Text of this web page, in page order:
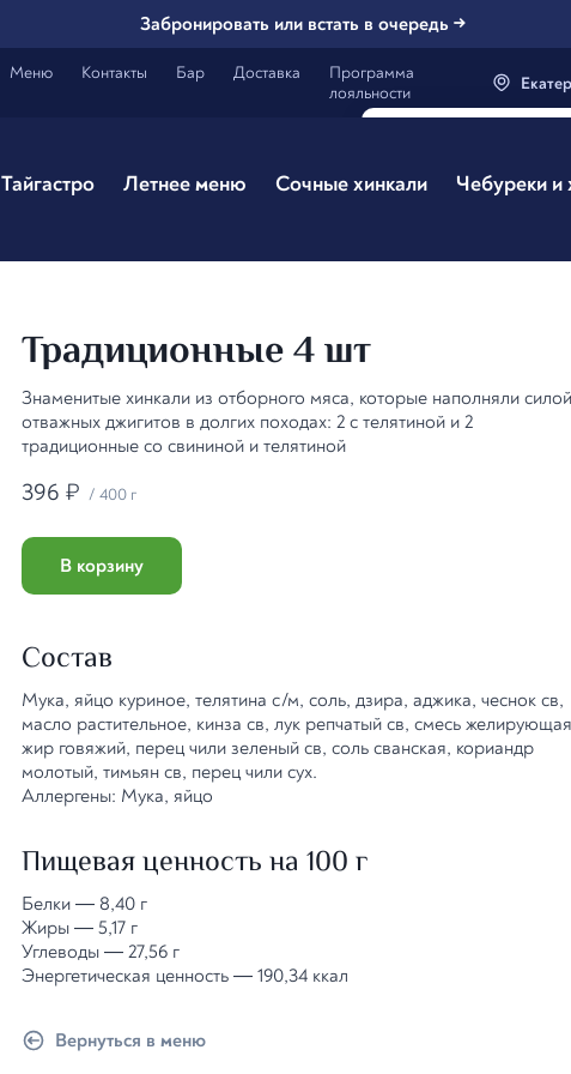
Забронировать или встать в очередь →
Меню Контакты Бар Доставка
Программа
лояльности
Тайгастро Летнее меню Сочные хинкали Чебуреки и
Традиционные 4 шт
Знаменитые хинкали из отборного мяса, которые наполняли силой
отважных джигитов в долгих походах: 2 с телятиной и 2
традиционные со свининой и телятиной
396 ₽ / 400 г
В корзину
Состав
Мука, яйцо куриное, телятина с/м, соль, дзира, аджика, чеснок св,
масло растительное, кинза св, лук репчатый св, смесь
жир говяжий, перец чили зеленый св, соль сванская, кориандр
молотый, тимьян св, перец чили сух.
Аллергены: Мука, яйцо
Пищевая ценность на 100 г
Белки — 8,40 г
Жиры — 5,17 г
Углеводы — 27,56 г
Энергетическая ценность — 190,34 ккал
Вернуться в меню